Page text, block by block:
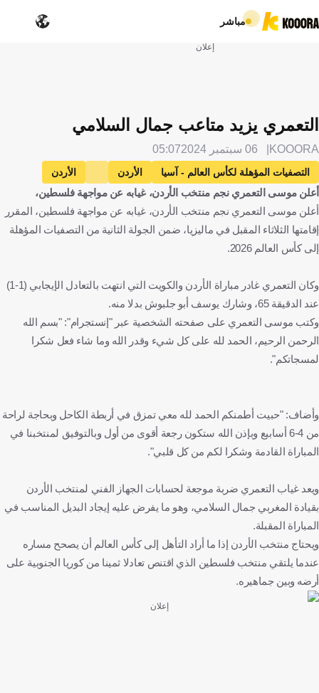
مباشر
إعلان
التعمري يزيد متاعب جمال السلامي
KOOORA 06 سبتمبر 2024 05:07
التصفيات المؤهلة لكأس العالم - آسيا الأردن
الأردن
الكويت
الكويت فلسطين
فلسطين
جمال السلامي
المغرب موسى التعمري كرة قدم
أعلن موسى التعمري نجم منتخب الأردن، غيابه عن مواجهة فلسطين،
أعلن موسى التعمري نجم منتخب الأردن، غيابه عن مواجهة فلسطين، المقرر
إقامتها الثلاثاء المقبل في ماليزيا، ضمن الجولة الثانية من التصفيات المؤهلة
إلى كأس العالم 2026.
وكان التعمري غادر مباراة الأردن والكويت التي انتهت بالتعادل الإيجابي (1-1)
عند الدقيقة 65، وشارك يوسف أبو جلبوش بدلا منه.
وكتب موسى التعمري على صفحته الشخصية عبر "إنستجرام": "بسم الله
الرحمن الرحيم، الحمد لله على كل شيء وقدر الله وما شاء فعل شكرا
لمسجاتكم".
وأضاف: "حبيت أطمنكم الحمد لله معي تمزق في أربطة الكاحل وبحاجة لراحة
من 4-6 أسابيع وبإذن الله ستكون رجعة أقوى من أول وبالتوفيق لمنتخبنا في
المباراة القادمة وشكرا لكم من كل قلبي".
ويعد غياب التعمري ضربة موجعة لحسابات الجهاز الفني لمنتخب الأردن
بقيادة المغربي جمال السلامي، وهو ما يفرض عليه إيجاد البديل المناسب في
المباراة المقبلة.
ويحتاج منتخب الأردن إذا ما أراد التأهل إلى كأس العالم أن يصحح مساره
عندما يلتقي منتخب فلسطين الذي اقتنص تعادلا ثمينا من كوريا الجنوبية على
أرضه وبين جماهيره.
إعلان